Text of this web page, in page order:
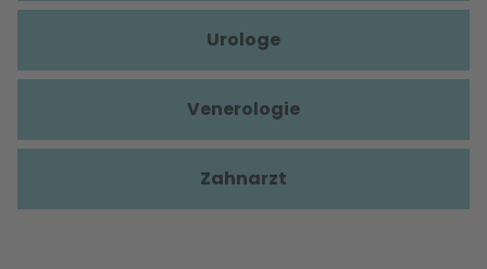
Urologe
Venerologie
Zahnarzt